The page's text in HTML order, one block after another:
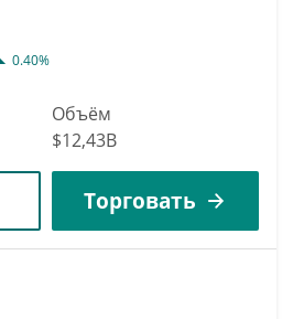
0.40%
Объём
$12,43B
Торговать